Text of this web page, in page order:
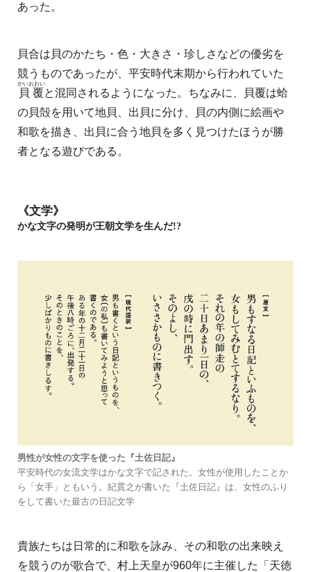
あった。
貝合は貝のかたち・色・大きさ・珍しさなどの優劣を
競うものであったが、平安時代末期から行われていた
貝覆
かいおおい
と混同されるようになった。ちなみに、貝覆は蛤
の貝殻を用いて地貝、出貝に分け、貝の内側に絵画や
和歌を描き、出貝に合う地貝を多く見つけたほうが勝
者となる遊びである。
《文学》
かな文字の発明が王朝文学を生んだ!?
男性が女性の文字を使った『土佐日記』
平安時代の女流文学はかな文字で記された。女性が使用したことか
ら「女手」ともいう。紀貫之が書いた『土佐日記』は、女性のふり
をして書いた最古の日記文学
貴族たちは日常的に和歌を詠み、その和歌の出来映え
を競うのが歌合で、村上天皇が960年に主催した「天徳